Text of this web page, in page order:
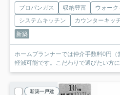
プロパンガス 収納豊富
ウォーク
システムキッチン
カウンターキッ
新築
ホームプランナーでは仲介手数料0円
軽減可能です。こだわりで選びたい方
新築一戸建